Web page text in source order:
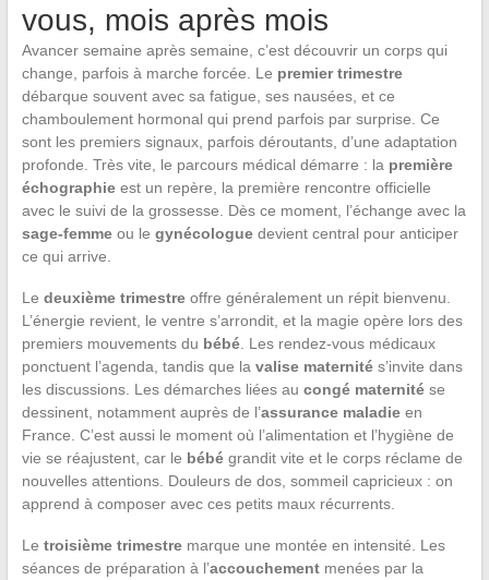
vous, mois après mois
Avancer semaine après semaine, c’est découvrir un corps qui
change, parfois à marche forcée. Le premier trimestre
débarque souvent avec sa fatigue, ses nausées, et ce
chamboulement hormonal qui prend parfois par surprise. Ce
sont les premiers signaux, parfois déroutants, d’une adaptation
profonde. Très vite, le parcours médical démarre : la première
échographieest un repère, la première rencontre officielle
avec le suivi de la grossesse. Dès ce moment, l’échange avec la
sage-femmeou le gynécologuedevient central pour anticiper
ce qui arrive.
Le deuxième trimestreoffre généralement un répit bienvenu.
L’énergie revient, le ventre s’arrondit, et la magie opère lors des
premiers mouvements du bébé. Les rendez-vous médicaux
ponctuent l’agenda, tandis que la valise maternités’invite dans
les discussions. Les démarches liées au congé maternitése
dessinent, notamment auprès de l’assurance maladieen
France. C’est aussi le moment où l’alimentation et l’hygiène de
vie se réajustent, car le bébégrandit vite et le corps réclame de
nouvelles attentions. Douleurs de dos, sommeil capricieux : on
apprend à composer avec ces petits maux récurrents.
Le troisième trimestremarque une montée en intensité. Les
séances de préparation à l’accouchementmenées par la